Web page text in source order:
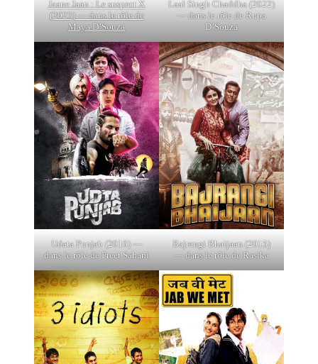
Jaane Jaan : Le suspect X
(2023) — dans le rôle de
Maya D’Souza
Laal Singh Chaddha (2022)
— dans le rôle de Rupa
D’Souza
Udata Punjab (2016) —
dans le rôle de Preet Sahani
Bajrangi Bhaijaan (2015)
— dans le rôle de Rasika